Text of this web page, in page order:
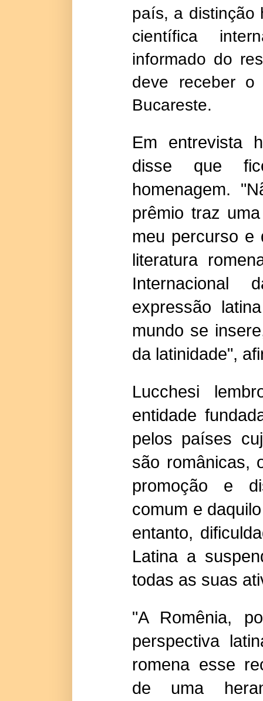
país, a distinção
científica
informado do
deve receber
Bucareste.
Em entrevista
disse que
homenagem.
prêmio traz
meu percurso e
literatura
Internacional
expressão
mundo se
da latinidade",
Lucchesi
entidade
pelos países
são românicas,
promoção e
comum e
entanto,
Latina a
todas as suas
"A Romênia,
perspectiva
romena esse
de uma